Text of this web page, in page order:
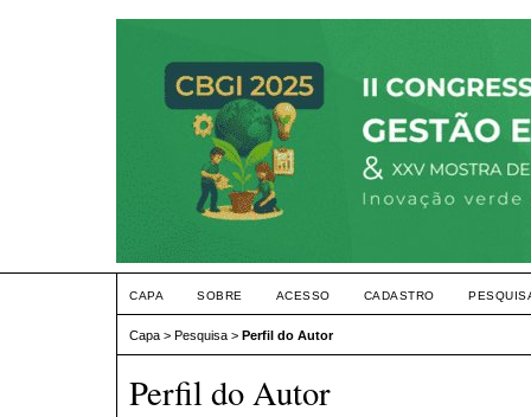
CAPA SOBRE ACESSO CADASTRO
Capa > Pesquisa > Perfil do Autor
Perfil do Autor